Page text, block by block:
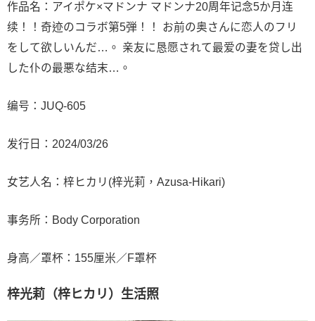
作品名：アイポケ×マドンナ マドンナ20周年记念5か月连
续！！奇迹のコラボ第5弾！！ お前の奥さんに恋人のフリ
をして欲しいんだ…。 亲友に恳愿されて最爱の妻を贷し出
した仆の最悪な结末…。
编号： JUQ-605
发行日：2024/03/26
女艺人名：梓ヒカリ(梓光莉，Azusa-Hikari)
事务所：Body Corporation
身高／罩杯：155厘米／F罩杯
梓光莉（梓ヒカリ） 生活照